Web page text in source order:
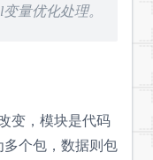
量优化处理。
变，模块是代码
个包，数据则包